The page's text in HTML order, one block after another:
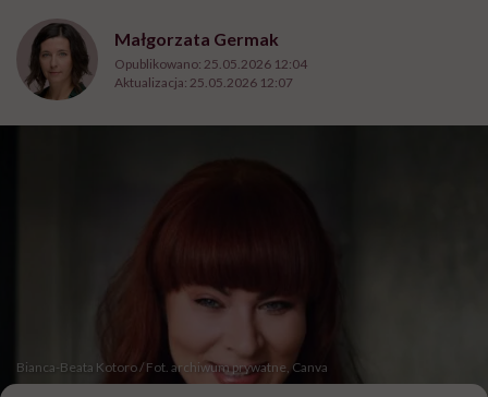
Małgorzata Germak
Opublikowano: 25.05.2026 12:04
Aktualizacja: 25.05.2026 12:07
Bianca-Beata Kotoro / Fot. archiwum prywatne, Canva